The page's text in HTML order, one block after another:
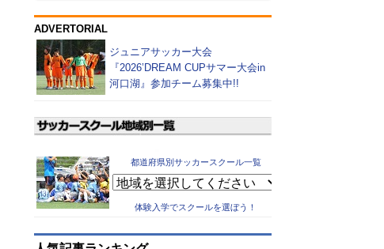
ADVERTORIAL
ジュニアサッカー大会
『2026’DREAM CUPサマー大会in
河口湖』参加チーム募集中!!
都道府県別サッカースクール一覧
体験入学でスクールを選ぼう！